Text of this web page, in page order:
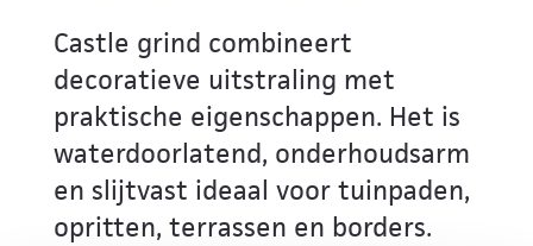
Castle grind combineert
decoratieve uitstraling met
praktische eigenschappen. Het is
waterdoorlatend, onderhoudsarm
en slijtvast ideaal voor tuinpaden,
opritten, terrassen en borders.